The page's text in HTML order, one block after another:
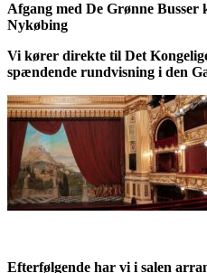
Afgang med De Grønne Busser
Nykøbing
Vi kører direkte til Det
spændende rundvisning i den
Efterfølgende har vi i salen